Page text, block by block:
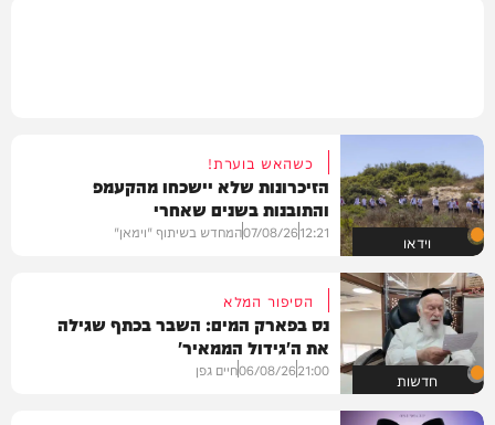
וידאו
כשהאש בוערת!
הזיכרונות שלא יישכחו מהקעמפ
והתובנות בשנים שאחרי
12:21
07/08/26המחדש בשיתוף "וימאן"
חדשות
הסיפור המלא
נס בפארק המים: השבר בכתף שגילה
את ה'גידול הממאיר'
21:00
06/08/26חיים גפן